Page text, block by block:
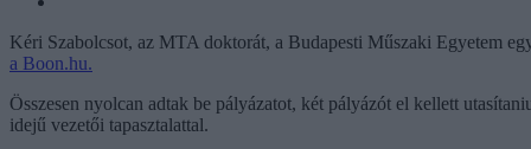
Kéri Szabolcsot, az MTA doktorát, a Budapesti Műszaki Egyetem
a Boon.hu.
Összesen nyolcan adtak be pályázatot, két pályázót el kellett
idejű vezetői tapasztalattal.